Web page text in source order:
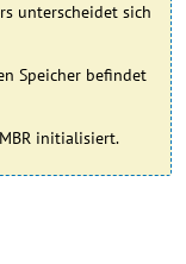
unterscheidet sich
Speicher befindet
initialisiert.